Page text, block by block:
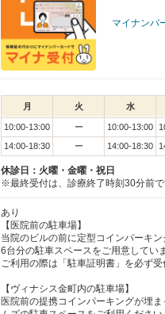
マイナンバ
月 火 水
10:00-13:00 ー 10:00-13:00
14:00-18:30
ー 14:00-18:30
休診日：火曜・金曜・祝日
※最終受付は、診療終了時刻30分前で
あり
【医院前の駐車場】
当院のビルの前に定型コインパーキン
6台分の駐車スペースをご用意してい
ご利用の際は「駐車証明書」を必ず受
【ヴィナシス金町内の駐車場】
医院前の提携コインパーキングが埋